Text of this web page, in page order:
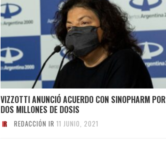
VIZZOTTI ANUNCIÓ ACUERDO CON SINOPHARM POR
DOS MILLONES DE DOSIS
REDACCIÓN IR 11 JUNIO, 2021